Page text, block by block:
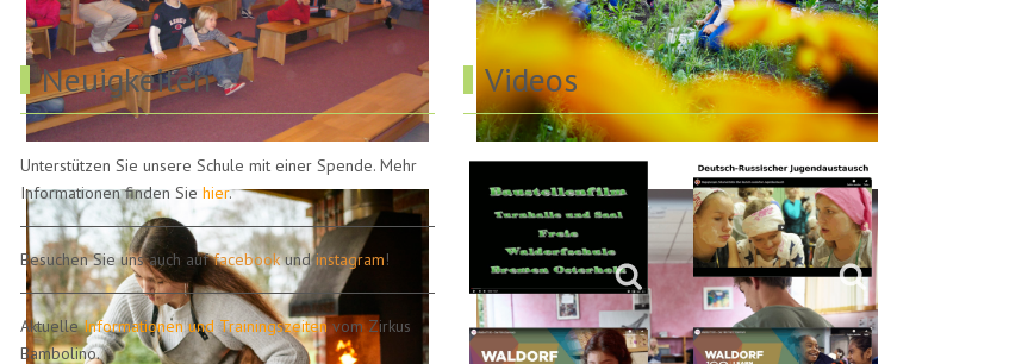
Neuigkeiten
Unterstützen Sie unsere Schule mit einer Spende. Mehr
Informationen finden Sie hier.
Besuchen Sie uns auch auffacebookundinstagram!
AktuelleInformationen und Trainingszeitenvom Zirkus
Bambolino.
Videos